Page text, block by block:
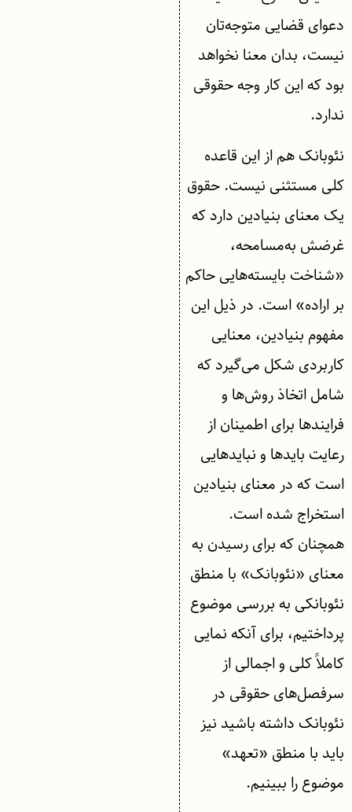
دعوای قضایی متوجه‌تان
نیست، بدان معنا نخواهد
بود که این کار وجه حقوقی
ندارد.
نئوبانک هم از این قاعده
کلی مستثنی نیست. حقوق
یک معنای بنیادین دارد که
غرضش به‌مسامحه،
«شناخت بایسته‌هایی حاکم
بر اراده» است. در ذیل این
مفهوم بنیادین، معنایی
کاربردی شکل می‌گیرد که
شامل اتخاذ روش‌ها و
فرایندها برای اطمینان از
رعایت بایدها و نبایدهایی
است که در معنای بنیادین
استخراج شده است.
همچنان که برای رسیدن به
معنای «نئوبانک» با منطق
نئوبانکی به بررسی موضوع
پرداختیم، برای آنکه نمایی
کاملاً کلی و اجمالی از
سرفصل‌های حقوقی در
نئوبانک داشته باشید نیز
باید با منطق «تعهد»
موضوع را ببینیم.